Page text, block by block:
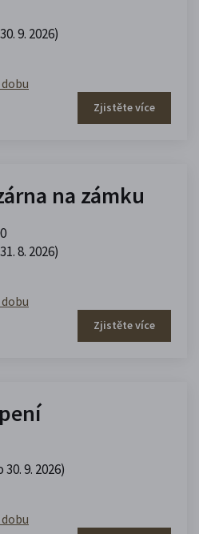
9. 2026)
Zjistěte více
na zámku
8. 2026)
Zjistěte více
9. 2026)